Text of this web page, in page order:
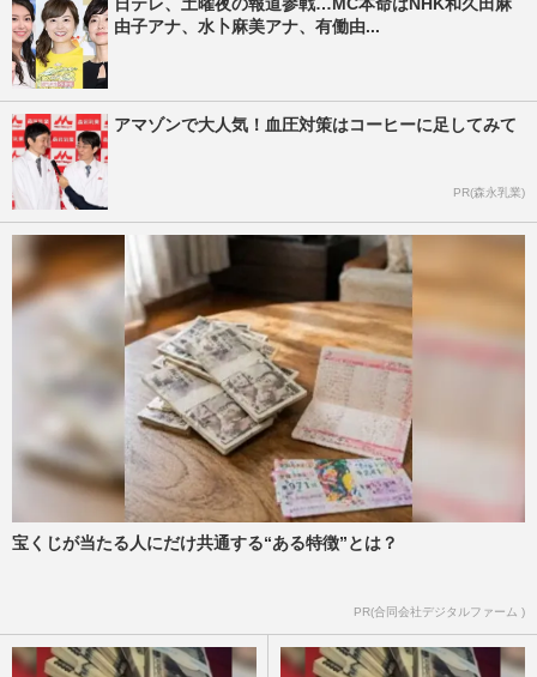
由子アナ、水卜麻美アナ、有働由...
アマゾンで大人気！血圧対策はコーヒーに足してみて
PR(森永乳業)
宝くじが当たる人にだけ共通する“ある特徴”とは？
PR(合同会社デジタルファーム )